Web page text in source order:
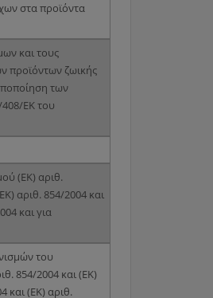
στα προϊόντα
και τους
προϊόντων ζωικής
των
EK του
(ΕΚ) αριθ.
αριθ. 854/2004 και
και για
του
854/2004 και (ΕΚ)
και (ΕΚ) αριθ.